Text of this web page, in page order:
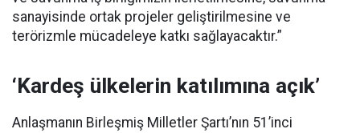
sanayisinde ortak projeler geliştirilmesine ve
terörizmle mücadeleye katkı sağlayacaktır.”
‘Kardeş ülkelerin katılımına açık’
Anlaşmanın Birleşmiş Milletler Şartı’nın 51’inci